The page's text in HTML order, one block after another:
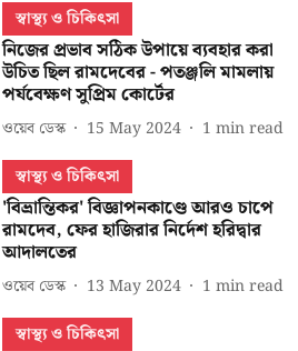
স্বাস্থ্য ও চিকিৎসা
নিজের প্রভাব সঠিক উপায়ে ব্যবহার করা
উচিত ছিল রামদেবের - পতঞ্জলি মামলায়
পর্যবেক্ষণ সুপ্রিম কোর্টের
ওয়েব ডেস্ক 15 May 2024 1 min read
স্বাস্থ্য ও চিকিৎসা
'বিভ্রান্তিকর' বিজ্ঞাপনকাণ্ডে আরও চাপে
রামদেব, ফের হাজিরার নির্দেশ হরিদ্বার
আদালতের
ওয়েব ডেস্ক 13 May 2024 1 min read
স্বাস্থ্য ও চিকিৎসা